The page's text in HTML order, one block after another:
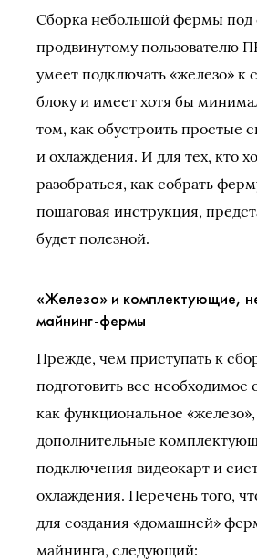
Сборка небольшой фермы под
продвинутому пользователю
умеет подключать «железо» к
блоку и имеет хотя бы
том, как обустроить простые
и охлаждения. И для тех, кто
разобраться, как собрать
пошаговая инструкция,
будет полезной.
«Железо» и комплектующие,
майнинг-фермы
Прежде, чем приступать к
подготовить все необходимое
как функциональное
дополнительные
подключения видеокарт и
охлаждения. Перечень того,
для создания «домашней»
майнинга, следующий: